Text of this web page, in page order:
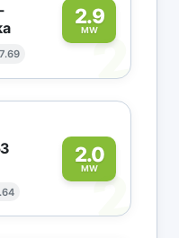
2.9
MW
2
2.0
MW2